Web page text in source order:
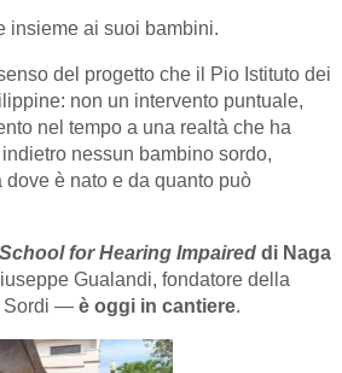
insieme ai suoi bambini.
del progetto che il Pio Istituto dei
non un intervento puntuale,
nel tempo a una realtà che ha
nessun bambino sordo,
è nato e da quanto può
for Hearing Impaired di Naga
Gualandi, fondatore della
Sordi — è oggi in cantiere.